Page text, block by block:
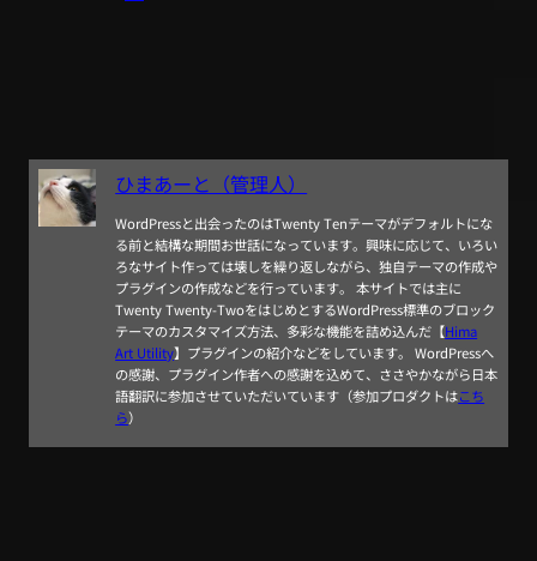
ひまあーと（管理人）
WordPressと出会ったのはTwenty Tenテーマがデフォルトにな
る前と結構な期間お世話になっています。興味に応じて、いろい
ろなサイト作っては壊しを繰り返しながら、独自テーマの作成や
プラグインの作成などを行っています。 本サイトでは主に
Twenty Twenty-TwoをはじめとするWordPress標準のブロック
テーマのカスタマイズ方法、多彩な機能を詰め込んだ【Hima
Art Utility】プラグインの紹介などをしています。 WordPressへ
の感謝、プラグイン作者への感謝を込めて、ささやかながら日本
語翻訳に参加させていただいています（参加プロダクトはこち
ら）